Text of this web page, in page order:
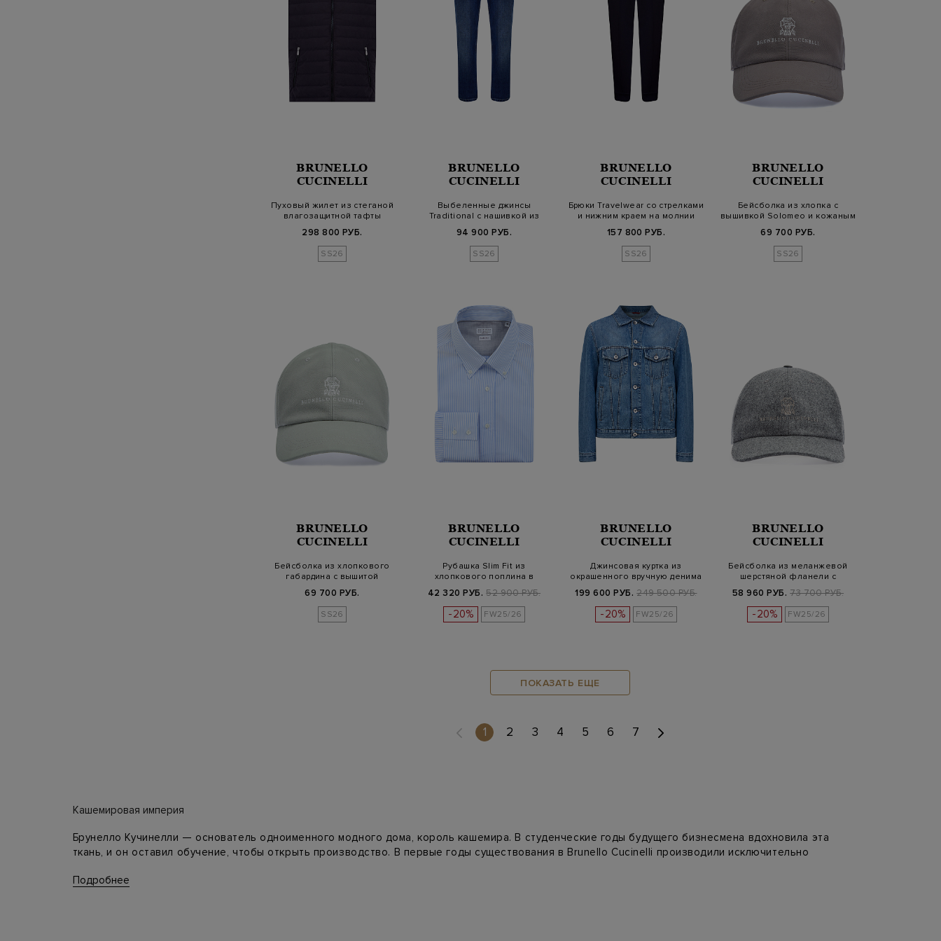
BRUNELLO
CUCINELLI
Пуховый жилет из стеганой
влагозащитной тафты
298 800 РУБ.
SS26
BRUNELLO
CUCINELLI
Выбеленные джинсы
Traditional с нашивкой из
94 900 РУБ.
SS26
BRUNELLO
CUCINELLI
Брюки Travelwear со стрелками
и нижним краем на молнии
157 800 РУБ.
SS26
BRUNELLO
CUCINELLI
Бейсболка из хлопка с
вышивкой Solomeo и кожаным
69 700 РУБ.
SS26
BRUNELLO
CUCINELLI
Бейсболка из хлопкового
габардина с вышитой
69 700 РУБ.
SS26
BRUNELLO
CUCINELLI
Рубашка Slim Fit из
хлопкового поплина в
42 320 РУБ. 52 900 РУБ.
-20% FW25/26
BRUNELLO
CUCINELLI
Джинсовая куртка из
окрашенного вручную денима
199 600 РУБ. 249 500 РУБ.
-20% FW25/26
BRUNELLO
CUCINELLI
Бейсболка из меланжевой
шерстяной фланели с
58 960 РУБ. 73 700 РУБ.
-20% FW25/26
ПОКАЗАТЬ ЕЩЕ
1(current)
2 3 4 5 6 7
Кашемировая империя
Брунелло Кучинелли — основатель одноименного модного дома, король кашемира. В студенческие годы будущего бизнесмена вдохновила эта
ткань, и он оставил обучение, чтобы открыть производство. В первые годы существования в Brunello Cucinelli производили исключительно
Подробнее